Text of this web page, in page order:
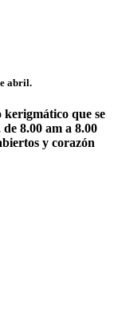
abril.
que se
de 8.00 am a 8.00
y corazón